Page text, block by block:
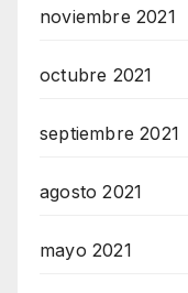
noviembre 2021
octubre 2021
septiembre 2021
agosto 2021
mayo 2021